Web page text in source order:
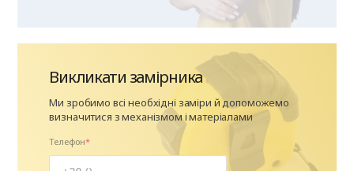
Викликати замірника
Ми зробимо всі необхідні заміри й допоможемо
визначитися з механізмом і матеріалами
Телефон